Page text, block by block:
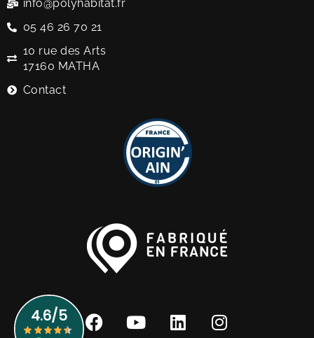
info@polyhabitat.fr
05 46 26 70 21
10 rue des Arts
17160 MATHA
Contact